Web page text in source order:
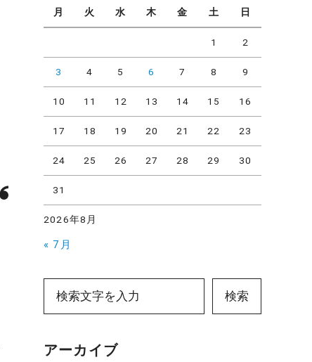
2026年8月
月 火 水 木 金 土 日
1 2
3 4 5 6 7 8 9
10 11 12 13 14 15 16
17 18 19 20 21 22 23
24 25 26 27 28 29 30
31
« 7月
検索
アーカイブ